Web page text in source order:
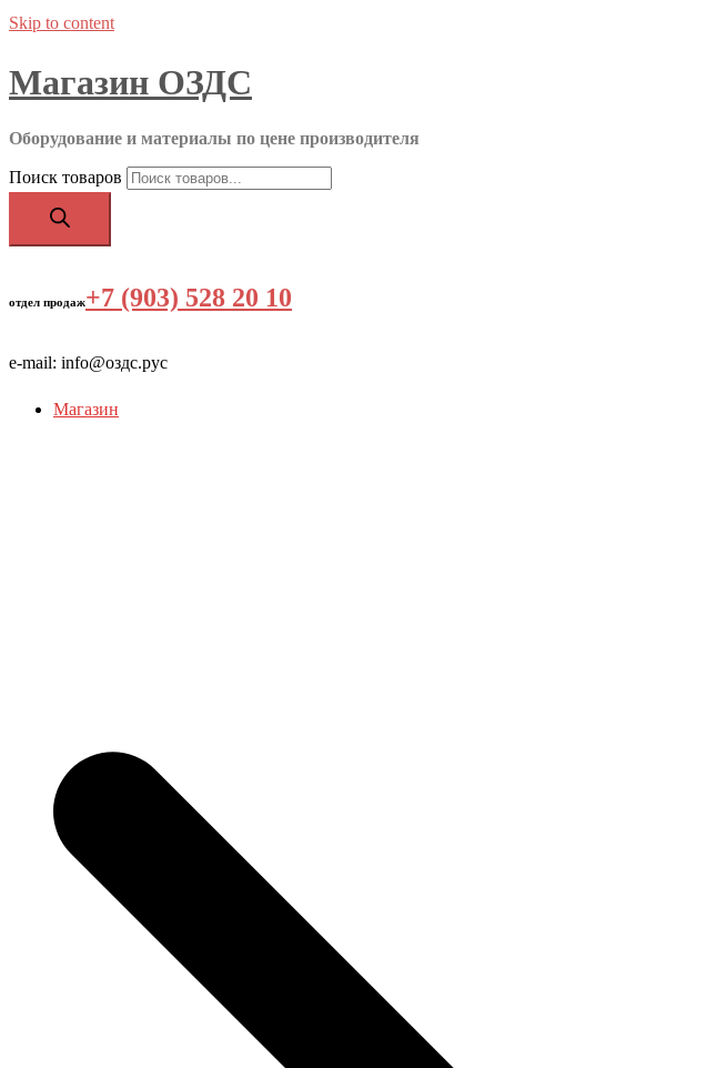
Skip to content
Магазин ОЗДС
Оборудование и материалы по цене производителя
Поиск товаров
отдел продаж+7 (903) 528 20 10
e-mail: info@оздс.рус
Магазин